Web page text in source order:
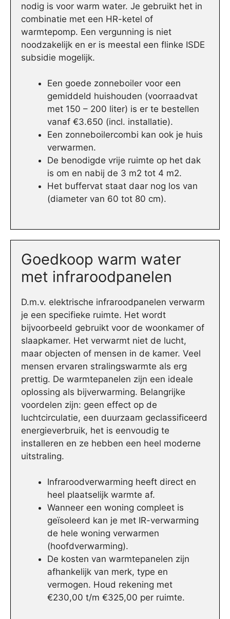
nodig is voor warm water. Je gebruikt het in
combinatie met een HR-ketel of
warmtepomp. Een vergunning is niet
noodzakelijk en er is meestal een flinke ISDE
subsidie mogelijk.
Een goede zonneboiler voor een
gemiddeld huishouden (voorraadvat
met 150 – 200 liter) is er te bestellen
vanaf €3.650 (incl. installatie).
Een zonneboilercombi kan ook je huis
verwarmen.
De benodigde vrije ruimte op het dak
is om en nabij de 3 m2 tot 4 m2.
Het buffervat staat daar nog los van
(diameter van 60 tot 80 cm).
Goedkoop warm water
met infraroodpanelen
D.m.v. elektrische infraroodpanelen verwarm
je een specifieke ruimte. Het wordt
bijvoorbeeld gebruikt voor de woonkamer of
slaapkamer. Het verwarmt niet de lucht,
maar objecten of mensen in de kamer. Veel
mensen ervaren stralingswarmte als erg
prettig. De warmtepanelen zijn een ideale
oplossing als bijverwarming. Belangrijke
voordelen zijn: geen effect op de
luchtcirculatie, een duurzaam geclassificeerd
energieverbruik, het is eenvoudig te
installeren en ze hebben een heel moderne
uitstraling.
Infraroodverwarming heeft direct en
heel plaatselijk warmte af.
Wanneer een woning compleet is
geïsoleerd kan je met IR-verwarming
de hele woning verwarmen
(hoofdverwarming).
De kosten van warmtepanelen zijn
afhankelijk van merk, type en
vermogen. Houd rekening met
€230,00 t/m €325,00 per ruimte.